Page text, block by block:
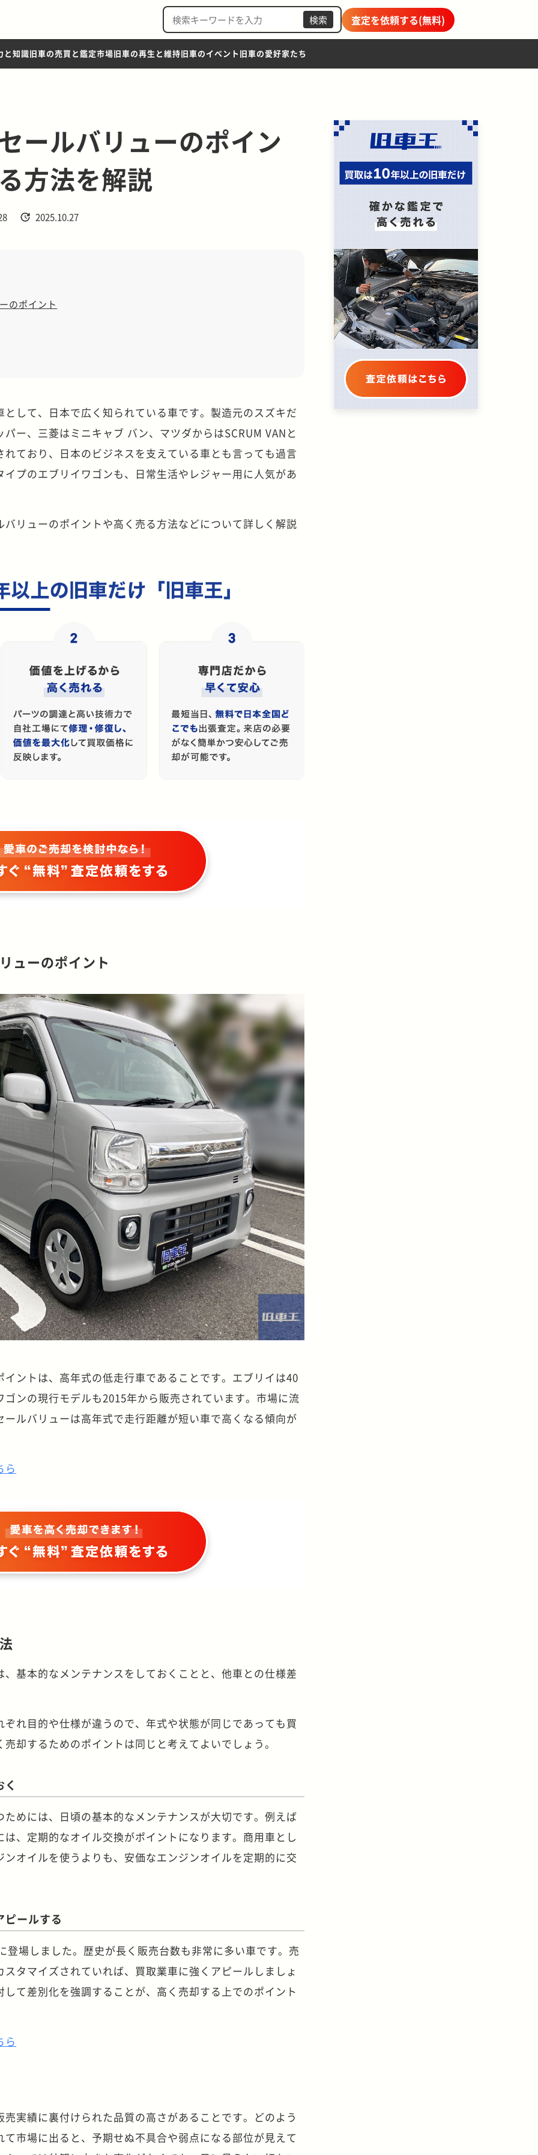
検索 査定を依頼する(無料)
と知識旧車の売買と鑑定市場旧車の再生と維持旧車のイベント 旧車の愛好家たち
ールバリューのポイン
方法を解説
2025.10.27
のポイント
して、日本で広く知られている車です。製造元のスズキだ
ー、三菱はミニキャブ バン、マツダからはSCRUM VANと
ており、日本のビジネスを支えている車とも言っても過言
プのエブリイワゴンも、日常生活やレジャー用に人気があ
リューのポイントや高く売る方法などについて詳しく解説
ューのポイント
ントは、高年式の低走行車であることです。エブリイは40
ンの現行モデルも2015年から販売されています。市場に流
ルバリューは高年式で走行距離が短い車で高くなる傾向が
ら
基本的なメンテナンスをしておくことと、他車との仕様差
れ目的や仕様が違うので、年式や状態が同じであっても買
却するためのポイントは同じと考えてよいでしょう。
めには、日頃の基本的なメンテナンスが大切です。例えば
、定期的なオイル交換がポイントになります。商用車とし
オイルを使うよりも、安価なエンジンオイルを定期的に交
ピールする
登場しました。歴史が長く販売台数も非常に多い車です。売
タマイズされていれば、買取業車に強くアピールしましょ
て差別化を強調することが、高く売却する上でのポイント
ら
実績に裏付けられた品質の高さがあることです。どのよう
市場に出ると、予期せぬ不具合や弱点になる部位が見えて